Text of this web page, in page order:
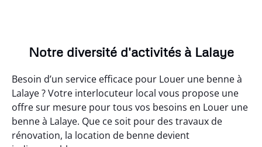
Notre diversité d'activités à Lalaye
Besoin d’un service efficace pour Louer une benne à
Lalaye ? Votre interlocuteur local vous propose une
offre sur mesure pour tous vos besoins en Louer une
benne à Lalaye. Que ce soit pour des travaux de
rénovation, la location de benne devient